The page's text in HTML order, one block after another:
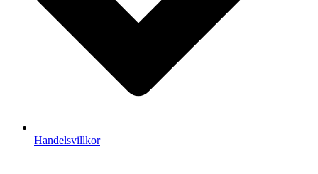
Handelsvillkor